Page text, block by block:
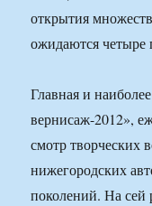
открытия
ожидаются четыре
Главная и
вернисаж-2012»,
смотр творческих
нижегородских
поколений. На сей